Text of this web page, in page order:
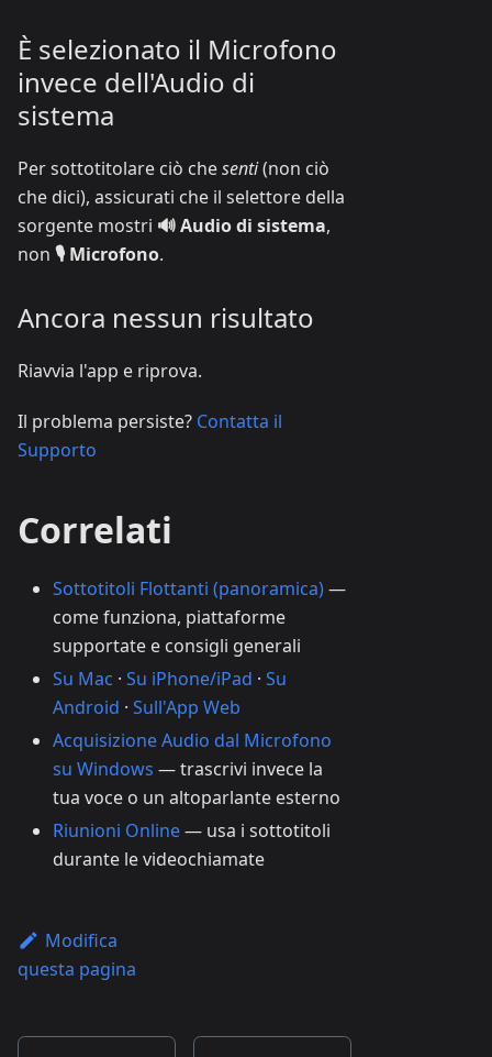
È selezionato il Microfono
invece dell'Audio di
sistema
Per sottotitolare ciò chesenti(non ciò
che dici), assicurati che il selettore della
sorgente mostri 🔊 Audio di sistema,
non 🎙️ Microfono.
Ancora nessun risultato
Riavvia l'app e riprova.
Il problema persiste? Contatta il
Supporto
Correlati
Sottotitoli Flottanti (panoramica)—
come funziona, piattaforme
supportate e consigli generali
Su Mac · Su iPhone/iPad · Su
Android · Sull'App Web
Acquisizione Audio dal Microfono
su Windows — trascrivi invece la
tua voce o un altoparlante esterno
Riunioni Online— usa i sottotitoli
durante le videochiamate
Modifica
questa pagina